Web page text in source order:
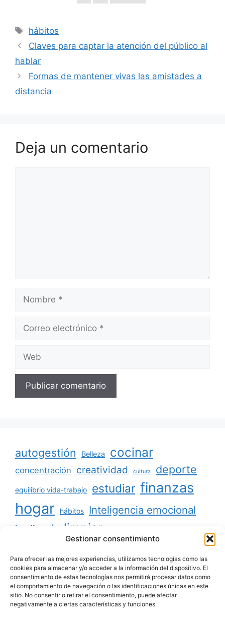
Gestionar consentimiento
Para ofrecer las mejores experiencias, utilizamos tecnologías como las
cookies para almacenar y/o acceder a la información del dispositivo. El
consentimiento de estas tecnologías nos permitirá procesar datos como
el comportamiento de navegación o las identificaciones únicas en este
sitio. No consentir o retirar el consentimiento, puede afectar
negativamente a ciertas características y funciones.
Etiquetas
hábitos
Claves para captar la atención del público al
hablar
Formas de mantener vivas las amistades a
distancia
Deja un comentario
electrónico
autogestión Belleza cocinar
concentración creatividad cultura deporte
equilibrio vida-trabajo estudiar finanzas
hogar hábitos Inteligencia emocional
jardinería limpiar
minimalismo niños
ordenar organizar productividad
reciclaje relaciones sociales salud
tecnología viajar voluntariado